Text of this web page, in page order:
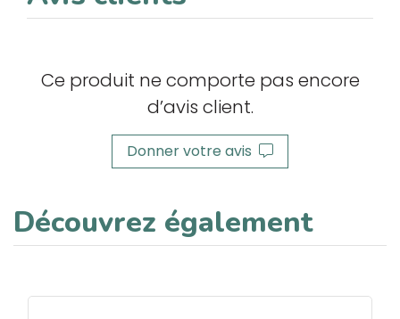
Ce produit ne comporte pas encore
d’avis client.
Donner votre avis
Découvrez également